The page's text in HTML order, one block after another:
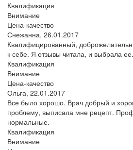
Квалификация
Внимание
Цена-качество
Снежанна, 26.01.2017
Квалифицированный,
к себе. Я отзывы читала, и выбрала ее.
Квалификация
Внимание
Цена-качество
Ольга, 22.01.2017
Все было хорошо. Врач добрый и
проблему, выписала мне рецепт.
нормальные.
Квалификация
Внимание